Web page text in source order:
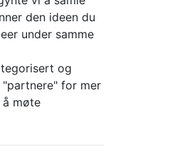
den ideen du
under samme
og
for mer
møte